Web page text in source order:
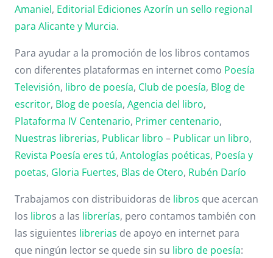
Amaniel, Editorial Ediciones Azorín un sello regional
para Alicante y Murcia.
Para ayudar a la promoción de los libros contamos
con diferentes plataformas en internet como Poesía
Televisión, libro de poesía, Club de poesía, Blog de
escritor, Blog de poesía, Agencia del libro,
Plataforma IV Centenario, Primer centenario,
Nuestras librerias, Publicar libro – Publicar un libro,
Revista Poesía eres tú, Antologías poéticas, Poesía y
poetas, Gloria Fuertes, Blas de Otero, Rubén Darío
Trabajamos con distribuidoras de libros que acercan
los libros a las librerías, pero contamos también con
las siguientes librerias de apoyo en internet para
que ningún lector se quede sin su libro de poesía: